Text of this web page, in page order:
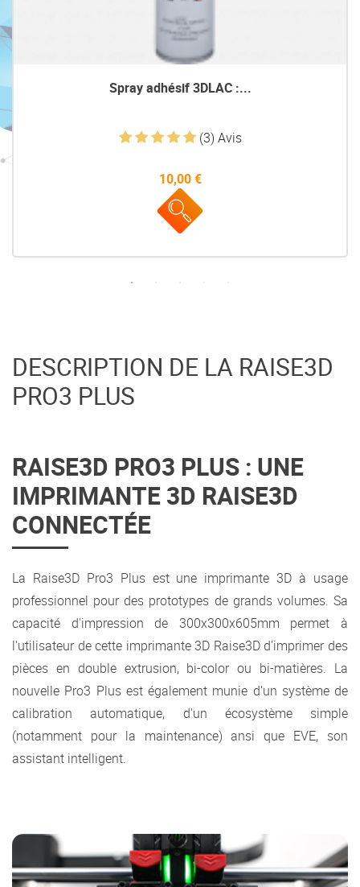
Spray adhésif 3DLAC :...
(3) Avis
Prix
10,00 €
DESCRIPTION DE LA RAISE3D
PRO3 PLUS
RAISE3D PRO3 PLUS : UNE
IMPRIMANTE 3D RAISE3D
CONNECTÉE
La Raise3D Pro3 Plus est une imprimante 3D à usage
professionnel pour des prototypes de grands volumes. Sa
capacité d'impression de 300x300x605mm permet à
l'utilisateur de cette imprimante 3D Raise3D d'imprimer des
pièces en double extrusion, bi-color ou bi-matières. La
nouvelle Pro3 Plus est également munie d'un système de
calibration automatique, d'un écosystème simple
(notamment pour la maintenance) ansi que EVE, son
assistant intelligent.